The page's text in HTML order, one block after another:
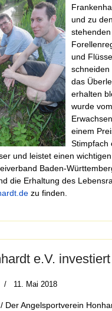
und zu
und
das
erhalten
wurde
einem
Stimpfach
und leistet einen
Baden-
die Erhaltung des
zu finden.
e.V.
11. Mai 2018
Der Angelsportverein